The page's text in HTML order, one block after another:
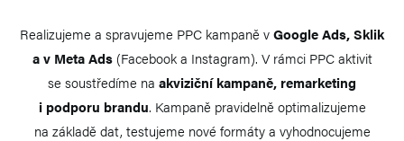
Realizujeme a spravujeme PPC kampaně vGoogle Ads, Sklik
a v Meta Ads(Facebook a Instagram). V rámci PPC aktivit
se soustředíme na akviziční kampaně, remarketing
i podporu brandu. Kampaně pravidelně optimalizujeme
na základě dat, testujeme nové formáty a vyhodnocujeme